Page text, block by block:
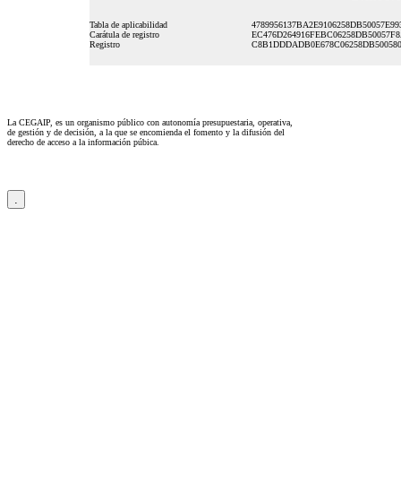
Tabla de aplicabilidad
Carátula de registro
Registro
La CEGAIP, es un organismo público con autonomía presupuestaria, operativa,
de gestión y de decisión, a la que se encomienda el fomento y la difusión del
derecho de acceso a la información púbica.